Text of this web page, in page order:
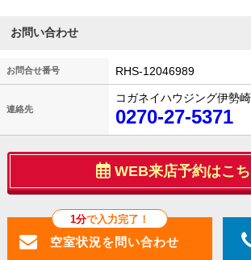
お問い合わせ
お問合せ番号 RHS-12046989
連絡先
コガネイハウジング伊勢
0270-27-5371
WEB来店予約はこ
1分で入力完了！